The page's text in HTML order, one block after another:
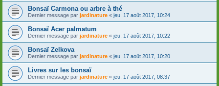
Bonsaï Carmona ou arbre à thé
Dernier message par jardinature « jeu. 17 août 2017, 10:24
Bonsaï Acer palmatum
Dernier message par jardinature « jeu. 17 août 2017, 10:22
Bonsaï Zelkova
Dernier message par jardinature « jeu. 17 août 2017, 10:20
Livres sur les bonsaï
Dernier message par jardinature « jeu. 17 août 2017, 08:37